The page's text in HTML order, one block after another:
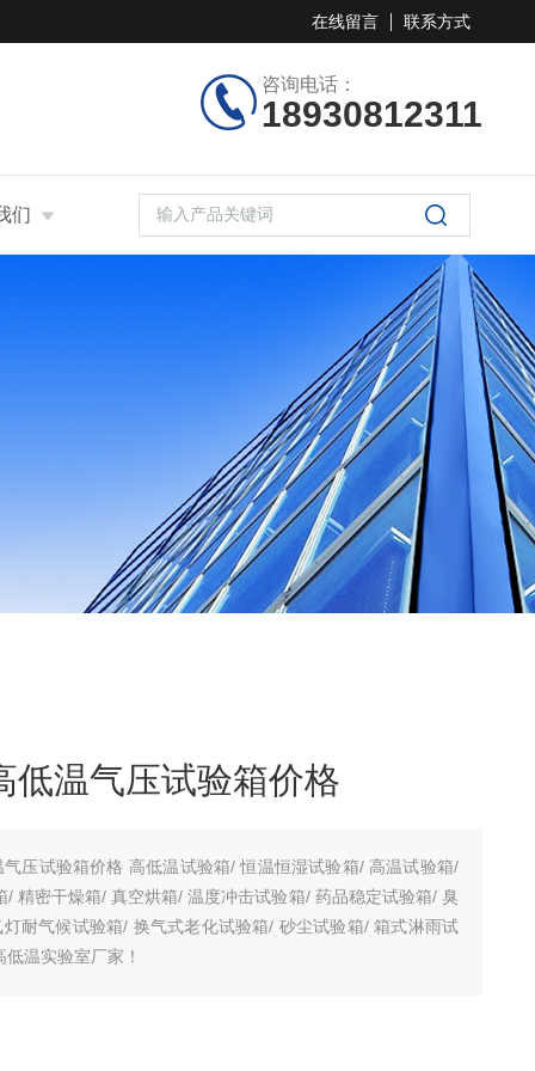
在线留言 联系方式
咨询电话：
18930812311
们
低温气压试验箱价格
压试验箱价格 高低温试验箱/ 恒温恒湿试验箱/ 高温试验箱/
精密干燥箱/ 真空烘箱/ 温度冲击试验箱/ 药品稳定试验箱/ 臭
耐气候试验箱/ 换气式老化试验箱/ 砂尘试验箱/ 箱式淋雨试
温实验室厂家！